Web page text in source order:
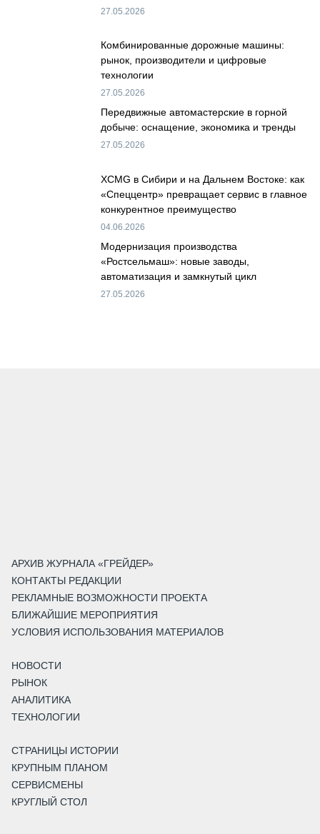
27.05.2026
Комбинированные дорожные машины:
рынок, производители и цифровые
технологии
27.05.2026
Передвижные автомастерские в горной
добыче: оснащение, экономика и тренды
27.05.2026
XCMG в Сибири и на Дальнем Востоке: как
«Спеццентр» превращает сервис в главное
конкурентное преимущество
04.06.2026
Модернизация производства
«Ростсельмаш»: новые заводы,
автоматизация и замкнутый цикл
27.05.2026
АРХИВ ЖУРНАЛА «ГРЕЙДЕР»
КОНТАКТЫ РЕДАКЦИИ
РЕКЛАМНЫЕ ВОЗМОЖНОСТИ ПРОЕКТА
БЛИЖАЙШИЕ МЕРОПРИЯТИЯ
УСЛОВИЯ ИСПОЛЬЗОВАНИЯ МАТЕРИАЛОВ
НОВОСТИ
РЫНОК
АНАЛИТИКА
ТЕХНОЛОГИИ
СТРАНИЦЫ ИСТОРИИ
КРУПНЫМ ПЛАНОМ
СЕРВИСМЕНЫ
КРУГЛЫЙ СТОЛ